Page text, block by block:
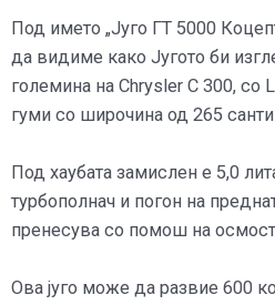
Под името „Југо ГТ 5000
да видиме како Југото би
големина на Chrysler C 300, со
гуми со широчина од 265
Под хаубата замислен е 5,0
турбополнач и погон на
пренесува со помош на
Ова југо може да развие 600